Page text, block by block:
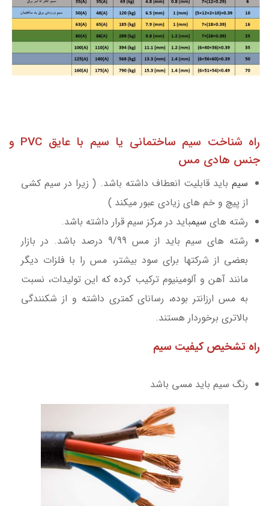
راه شناخت سیم ساختمانی یا سیم با عایق PVC و
جنس هادی مس
سیم باید قابلیت انعطاف داشته باشد. ( زیرا در سیم ­کشی
از پیچ و خم­ های زیادی عبور می­کند )
رشته­ های سیمباید در مرکز سیم قرار داشته باشد.
رشته های سیم باید از مس 9/99 درصد باشد. در بازار
بعضی از شرکت­ها برای سود بیشتر، مس را با فلزات دیگر
مانند آهن و آلومینیوم ترکیب کرده که این تولیدات، نسبت
به مس ارزان­تر بوده، رسانای کمتری داشته و از شکنندگی
بالاتری برخوردار هستند.
راه تشخیص کیفیت سیم
رنگ سیم باید مسی باشد